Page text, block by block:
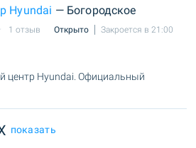
Hyundai — Богородское
1 отзыв Открыто Закроется в 21:00
центр Hyundai. Официальный
показать